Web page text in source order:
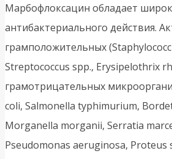
Марбофлоксацин обладает
антибактериального действия.
грамположительных
Streptococcus spp., Erysipelothrix
грамотрицательных
coli, Salmonella typhimurium,
Morganella morganii, Serratia
Pseudomonas aeruginosa, Proteus